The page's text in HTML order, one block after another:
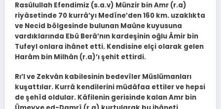
Rasûlullah Efendimiz (s.a.v) Münzir bin Amr (r.a)
riyâsetinde 70 kurrâ’yı Medîne’den 160 km. uzaklıkta
ve Necid bölgesinde bulunan Maûne kuyusuna
vardıklarında Ebû Berâ’nın kardeşinin oğlu Âmir bin
Tufeyl onlara ihânet etti. Kendisine elçi olarak gelen
Harâm bin Milhân (r.a)’ı şehit ettirdi.
Rı’l ve Zekvân kabilesinin bedevîler Müslümanları
kuşattılar. Kurrâ kendilerini müdâfaa ettiler ve hepsi
de şehîd oldular. Kâfilenin gerisinde kalan Amr bin